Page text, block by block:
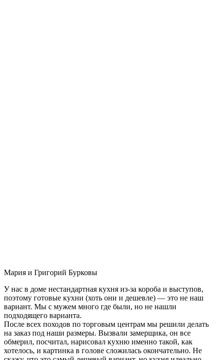
Мария и Григорий Бурковы
У нас в доме нестандартная кухня из-за короба и выступов,
поэтому готовые кухни (хоть они и дешевле) — это не наш
вариант. Мы с мужем много где были, но не нашли
подходящего варианта.
После всех походов по торговым центрам мы решили делать
на заказ под наши размеры. Вызвали замерщика, он все
обмерил, посчитал, нарисовал кухню именно такой, как
хотелось, и картинка в голове сложилась окончательно. Не